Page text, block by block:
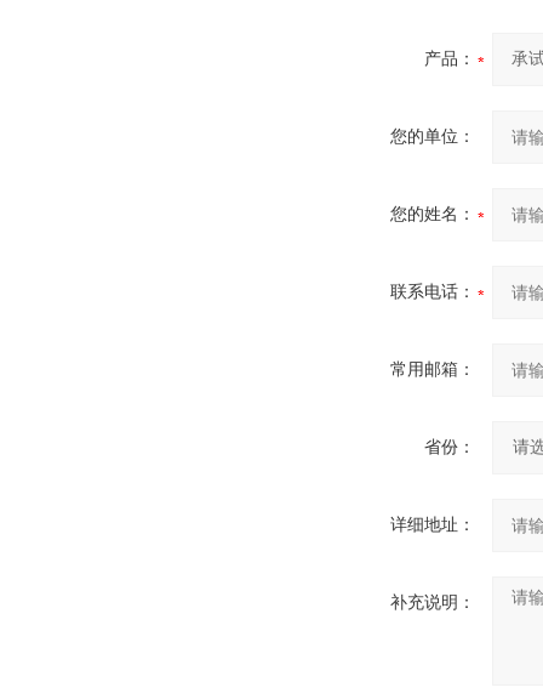
产品：
您的单位：
您的姓名：
联系电话：
常用邮箱：
省份：
详细地址：
补充说明：